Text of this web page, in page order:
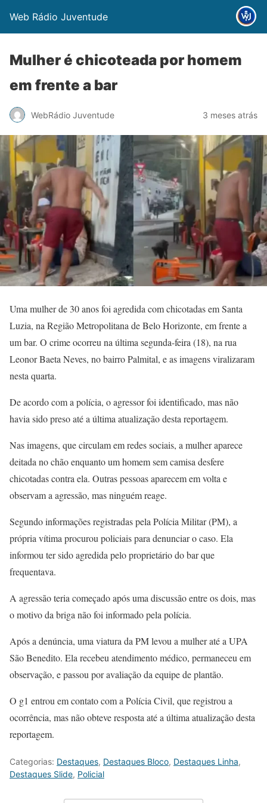
Web Rádio Juventude
Mulher é chicoteada por homem
em frente a bar
WebRádio Juventude 3 meses atrás
Uma mulher de 30 anos foi agredida com chicotadas em Santa
Luzia, na Região Metropolitana de Belo Horizonte, em frente a
um bar. O crime ocorreu na última segunda-feira (18), na rua
Leonor Baeta Neves, no bairro Palmital, e as imagens viralizaram
nesta quarta.
De acordo com a polícia, o agressor foi identificado, mas não
havia sido preso até a última atualização desta reportagem.
Nas imagens, que circulam em redes sociais, a mulher aparece
deitada no chão enquanto um homem sem camisa desfere
chicotadas contra ela. Outras pessoas aparecem em volta e
observam a agressão, mas ninguém reage.
Segundo informações registradas pela Polícia Militar (PM), a
própria vítima procurou policiais para denunciar o caso. Ela
informou ter sido agredida pelo proprietário do bar que
frequentava.
A agressão teria começado após uma discussão entre os dois, mas
o motivo da briga não foi informado pela polícia.
Após a denúncia, uma viatura da PM levou a mulher até a UPA
São Benedito. Ela recebeu atendimento médico, permaneceu em
observação, e passou por avaliação da equipe de plantão.
O g1 entrou em contato com a Polícia Civil, que registrou a
ocorrência, mas não obteve resposta até a última atualização desta
reportagem.
Categorias: Destaques, Destaques Bloco, Destaques Linha,
Destaques Slide, Policial